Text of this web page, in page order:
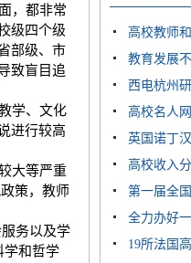
，都非常
级四个级
部级、市
致盲目追
学、文化
进行较高
大等严重
策，教师
务以及学
学和哲学
高校教师
教育发展
如...西电杭州
多...高校名人
榜...英国诺丁
高校收入
第一届全
（...全力办好
人...19所法国